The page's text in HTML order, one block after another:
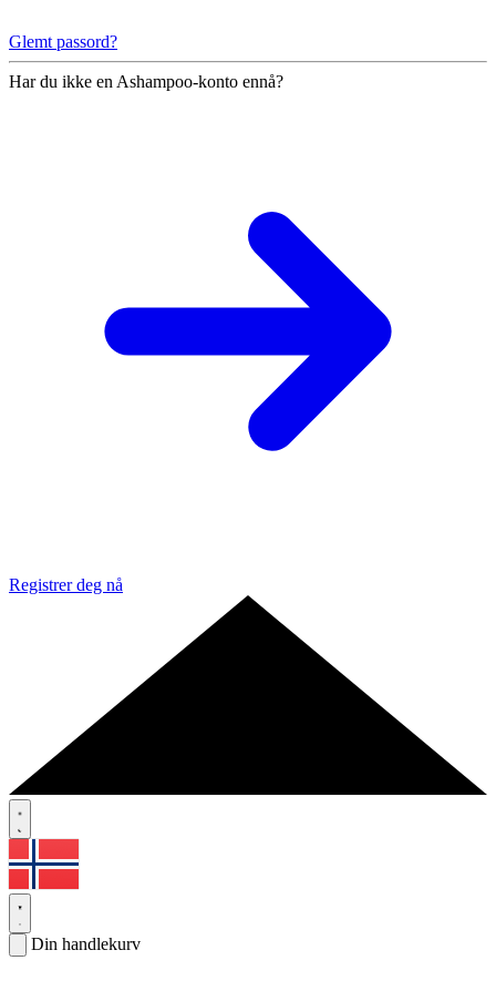
Glemt passord?
Har du ikke en Ashampoo-konto ennå?
Registrer deg nå
Din handlekurv